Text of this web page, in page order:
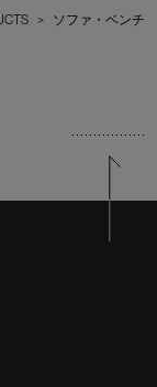
> ソファ・ベンチ